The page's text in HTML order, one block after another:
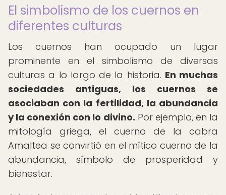
El simbolismo de los cuernos en
diferentes culturas
Los cuernos han ocupado un lugar
prominente en el simbolismo de diversas
culturas a lo largo de la historia. En muchas
sociedades antiguas, los cuernos se
asociaban con la fertilidad, la abundancia
y la conexión con lo divino. Por ejemplo, en la
mitología griega, el cuerno de la cabra
Amaltea se convirtió en el mítico cuerno de la
abundancia, símbolo de prosperidad y
bienestar.